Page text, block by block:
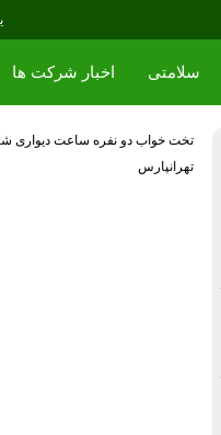
سلامتی اخبار شرکت ها
تخت خواب دو نفرهساعت دیواری
تهرانپارس